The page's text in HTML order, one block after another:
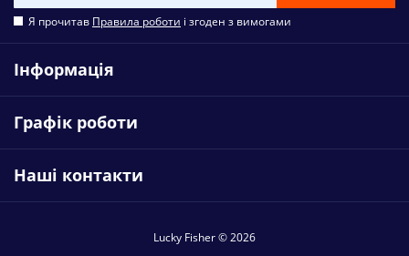
Я прочитав Правила роботи і згоден з вимогами
Інформація
Графік роботи
Наші контакти
Lucky Fisher © 2026